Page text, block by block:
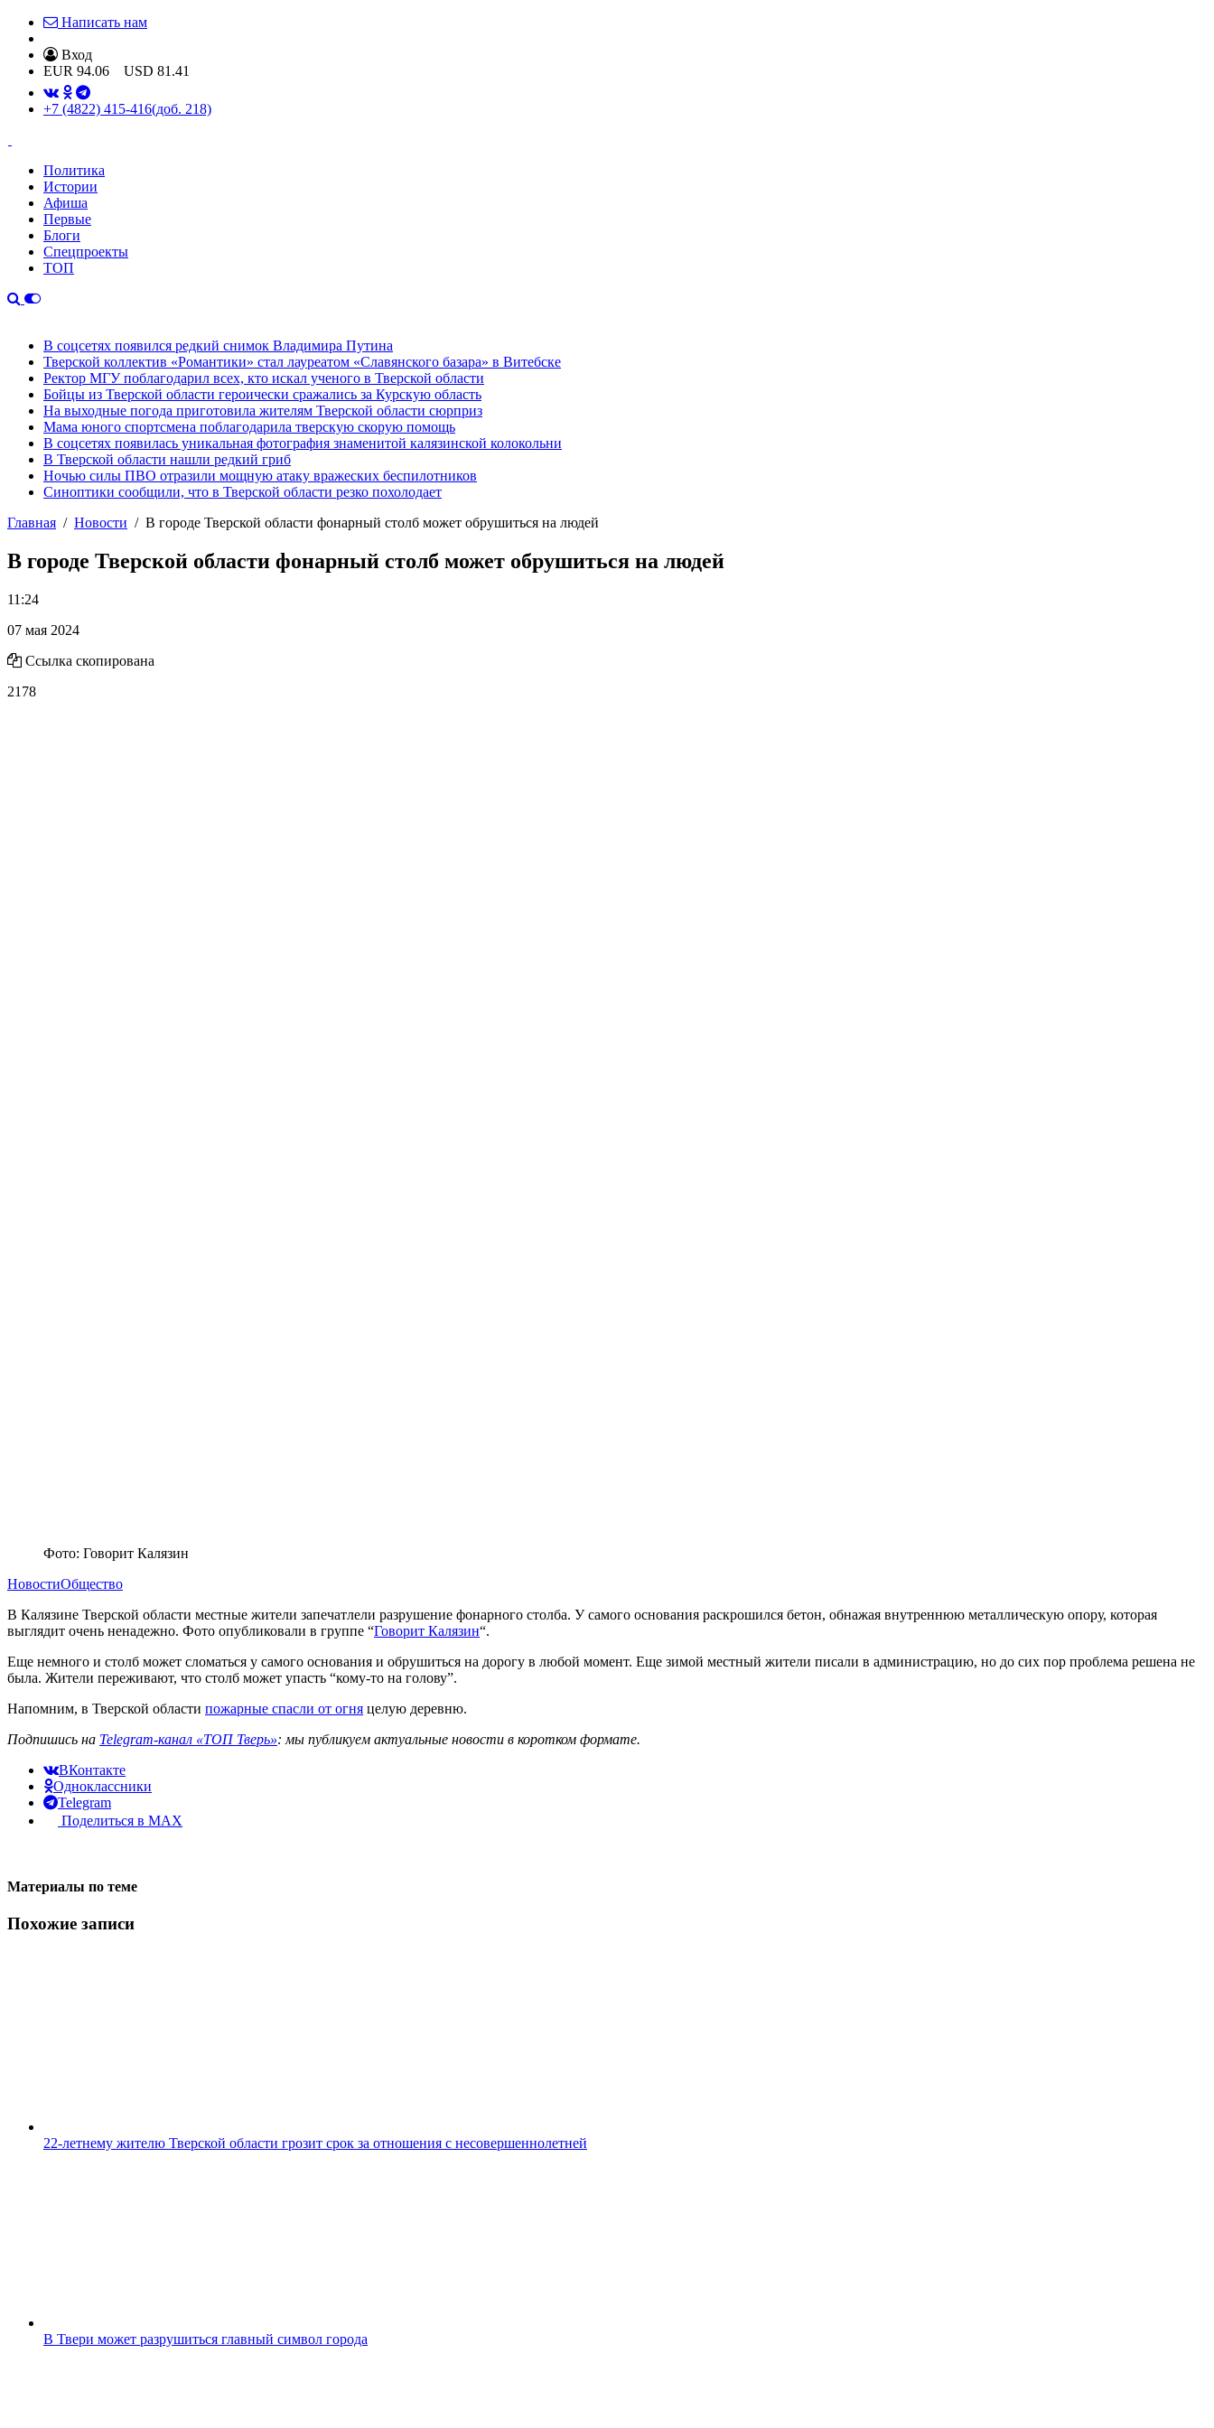
Написать нам
Вход
EUR 94.06 USD 81.41
+7 (4822) 415-416(доб. 218)
Политика
Истории
Афиша
Первые
Блоги
Спецпроекты
ТОП
В соцсетях появился редкий снимок Владимира Путина
Тверской коллектив «Романтики» стал лауреатом «Славянского базара» в Витебске
Ректор МГУ поблагодарил всех, кто искал ученого в Тверской области
Бойцы из Тверской области героически сражались за Курскую область
На выходные погода приготовила жителям Тверской области сюрприз
Мама юного спортсмена поблагодарила тверскую скорую помощь
В соцсетях появилась уникальная фотография знаменитой калязинской колокольни
В Тверской области нашли редкий гриб
Ночью силы ПВО отразили мощную атаку вражеских беспилотников
Синоптики сообщили, что в Тверской области резко похолодает
Главная
Новости В городе Тверской области фонарный столб может обрушиться на людей
В городе Тверской области фонарный столб может обрушиться на людей
11:24
07 мая 2024
Ссылка скопирована
2178
Фото: Говорит Калязин
НовостиОбщество
В Калязине Тверской области местные жители запечатлели разрушение фонарного столба. У самого основания раскрошился бетон, обнажая внутреннюю металлическую опору, которая
выглядит очень ненадежно. Фото опубликовали в группе “Говорит Калязин“.
Еще немного и столб может сломаться у самого основания и обрушиться на дорогу в любой момент. Еще зимой местный жители писали в администрацию, но до сих пор проблема решена не
была. Жители переживают, что столб может упасть “кому-то на голову”.
Напомним, в Тверской области пожарные спасли от огня целую деревню.
Подпишись на Telegram-канал «ТОП Тверь»: мы публикуем актуальные новости в коротком формате.
ВКонтакте
Одноклассники
Telegram
Поделиться в MAX
Материалы по теме
Похожие записи
22-летнему жителю Тверской области грозит срок за отношения с несовершеннолетней
В Твери может разрушиться главный символ города